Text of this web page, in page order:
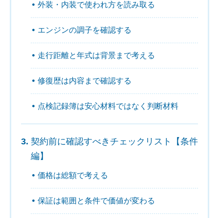
外装・内装で使われ方を読み取る
エンジンの調子を確認する
走行距離と年式は背景まで考える
修復歴は内容まで確認する
点検記録簿は安心材料ではなく判断材料
契約前に確認すべきチェックリスト【条件
編】
価格は総額で考える
保証は範囲と条件で価値が変わる